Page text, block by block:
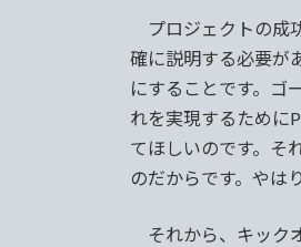
プロジェクトの成
確に説明する必要が
にすることです。ゴ
れを実現するために
てほしいのです。そ
のだからです。やは
それから、キック